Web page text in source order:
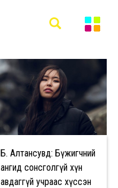
Б. Алтансувд: Бүжигчний
ангид сонсголгүй хүн
авдаггүй учраас хүссэн